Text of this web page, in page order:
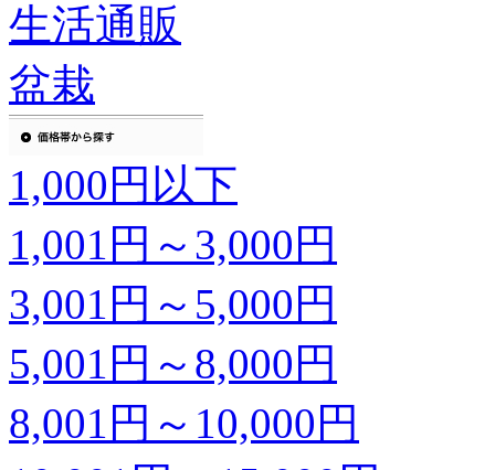
生活通販
盆栽
1,000円以下
1,001円～3,000円
3,001円～5,000円
5,001円～8,000円
8,001円～10,000円